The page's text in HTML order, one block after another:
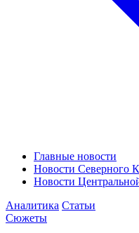
Главные новости
Новости Северного
Новости
Аналитика Статьи
Сюжеты